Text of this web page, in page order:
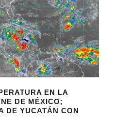
EN LA
DE MÉXICO;
DE YUCATÁN CON